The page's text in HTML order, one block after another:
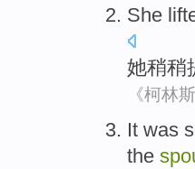
She
她稍稍
《柯林
It was
the